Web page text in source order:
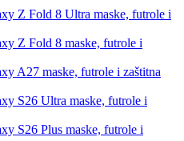
Z Fold 8 Ultra maske, futrole i
Z Fold 8 maske, futrole i
A27 maske, futrole i zaštitna
S26 Ultra maske, futrole i
S26 Plus maske, futrole i